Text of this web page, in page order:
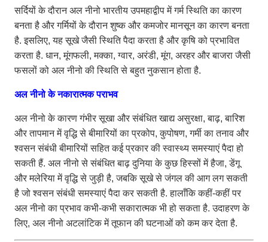
सर्दियों के दौरान अल नीनो भारतीय उपमहाद्वीप में गर्म स्थिति का कारण
बनता है और गर्मियों के दौरान शुष्क और कमजोर मानसून का कारण बनता
है. इसलिए, यह सूखे जैसी स्थिति पैदा करता है और कृषि को प्रभावित
करता है. धान, मूंगफली, मक्का, ग्वार, अरंडी, मूंग, अरहर और बाजरा जैसी
फसलों को अल नीनो की स्थिति से बहुत नुकसान होता है.
अल नीनो के नकारात्मक पराभव
अल नीनो के कारण गंभीर सूखा और संबंधित खाद्य असुरक्षा, बाढ़, बारिश
और तापमान में वृद्धि से बीमारियों का प्रकोप, कुपोषण, गर्मी का तनाव और
श्वसन संबंधी बीमारियों सहित कई प्रकार की स्वास्थ्य समस्याएं पैदा हो
सकती हैं. अल नीनो से संबंधित बाढ़ दुनिया के कुछ हिस्सों में हैजा, डेंगू
और मलेरिया में वृद्धि से जुड़ी है, जबकि सूखे से जंगल की आग लग सकती
है जो श्वसन संबंधी समस्याएं पैदा कर सकती है. हालाँकि कहीं-कहीं पर
अल नीनो का प्रभाव कभी-कभी सकारात्मक भी हो सकता है. उदाहरण के
लिए, अल नीनो अटलांटिक में तूफान की घटनाओं को कम कर देता है.